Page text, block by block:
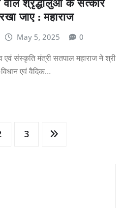
जाए : महाराज
May 5, 2025 0
एवं संस्कृति मंत्री सतपाल महाराज ने श्री
एवं वैदिक…
3